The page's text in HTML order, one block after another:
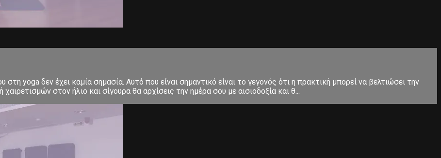
yoga δεν έχει καμία σημασία. Αυτό που είναι σημαντικό είναι το γεγονός ότι η πρακτική μπορεί να βελτιώσει την
στον ήλιο και σίγουρα θα αρχίσεις την ημέρα σου με αισιοδοξία και θ...